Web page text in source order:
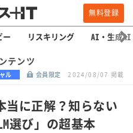
無料登録
ー リスキリング AI・生成AI
テンツ
ル 会員限定 2024/08/07 掲載
当に正解？知らない
選び」の超基本